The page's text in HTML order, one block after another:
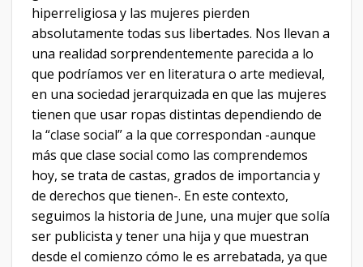
hiperreligiosa y las mujeres pierden
absolutamente todas sus libertades. Nos llevan a
una realidad sorprendentemente parecida a lo
que podríamos ver en literatura o arte medieval,
en una sociedad jerarquizada en que las mujeres
tienen que usar ropas distintas dependiendo de
la “clase social” a la que correspondan -aunque
más que clase social como las comprendemos
hoy, se trata de castas, grados de importancia y
de derechos que tienen-. En este contexto,
seguimos la historia de June, una mujer que solía
ser publicista y tener una hija y que muestran
desde el comienzo cómo le es arrebatada, ya que